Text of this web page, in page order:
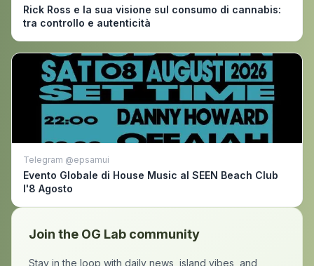
Rick Ross e la sua visione sul consumo di cannabis:
tra controllo e autenticità
Telegram @epsamui
Evento Globale di House Music al SEEN Beach Club
l'8 Agosto
Join the OG Lab community
Stay in the loop with daily news, island vibes, and